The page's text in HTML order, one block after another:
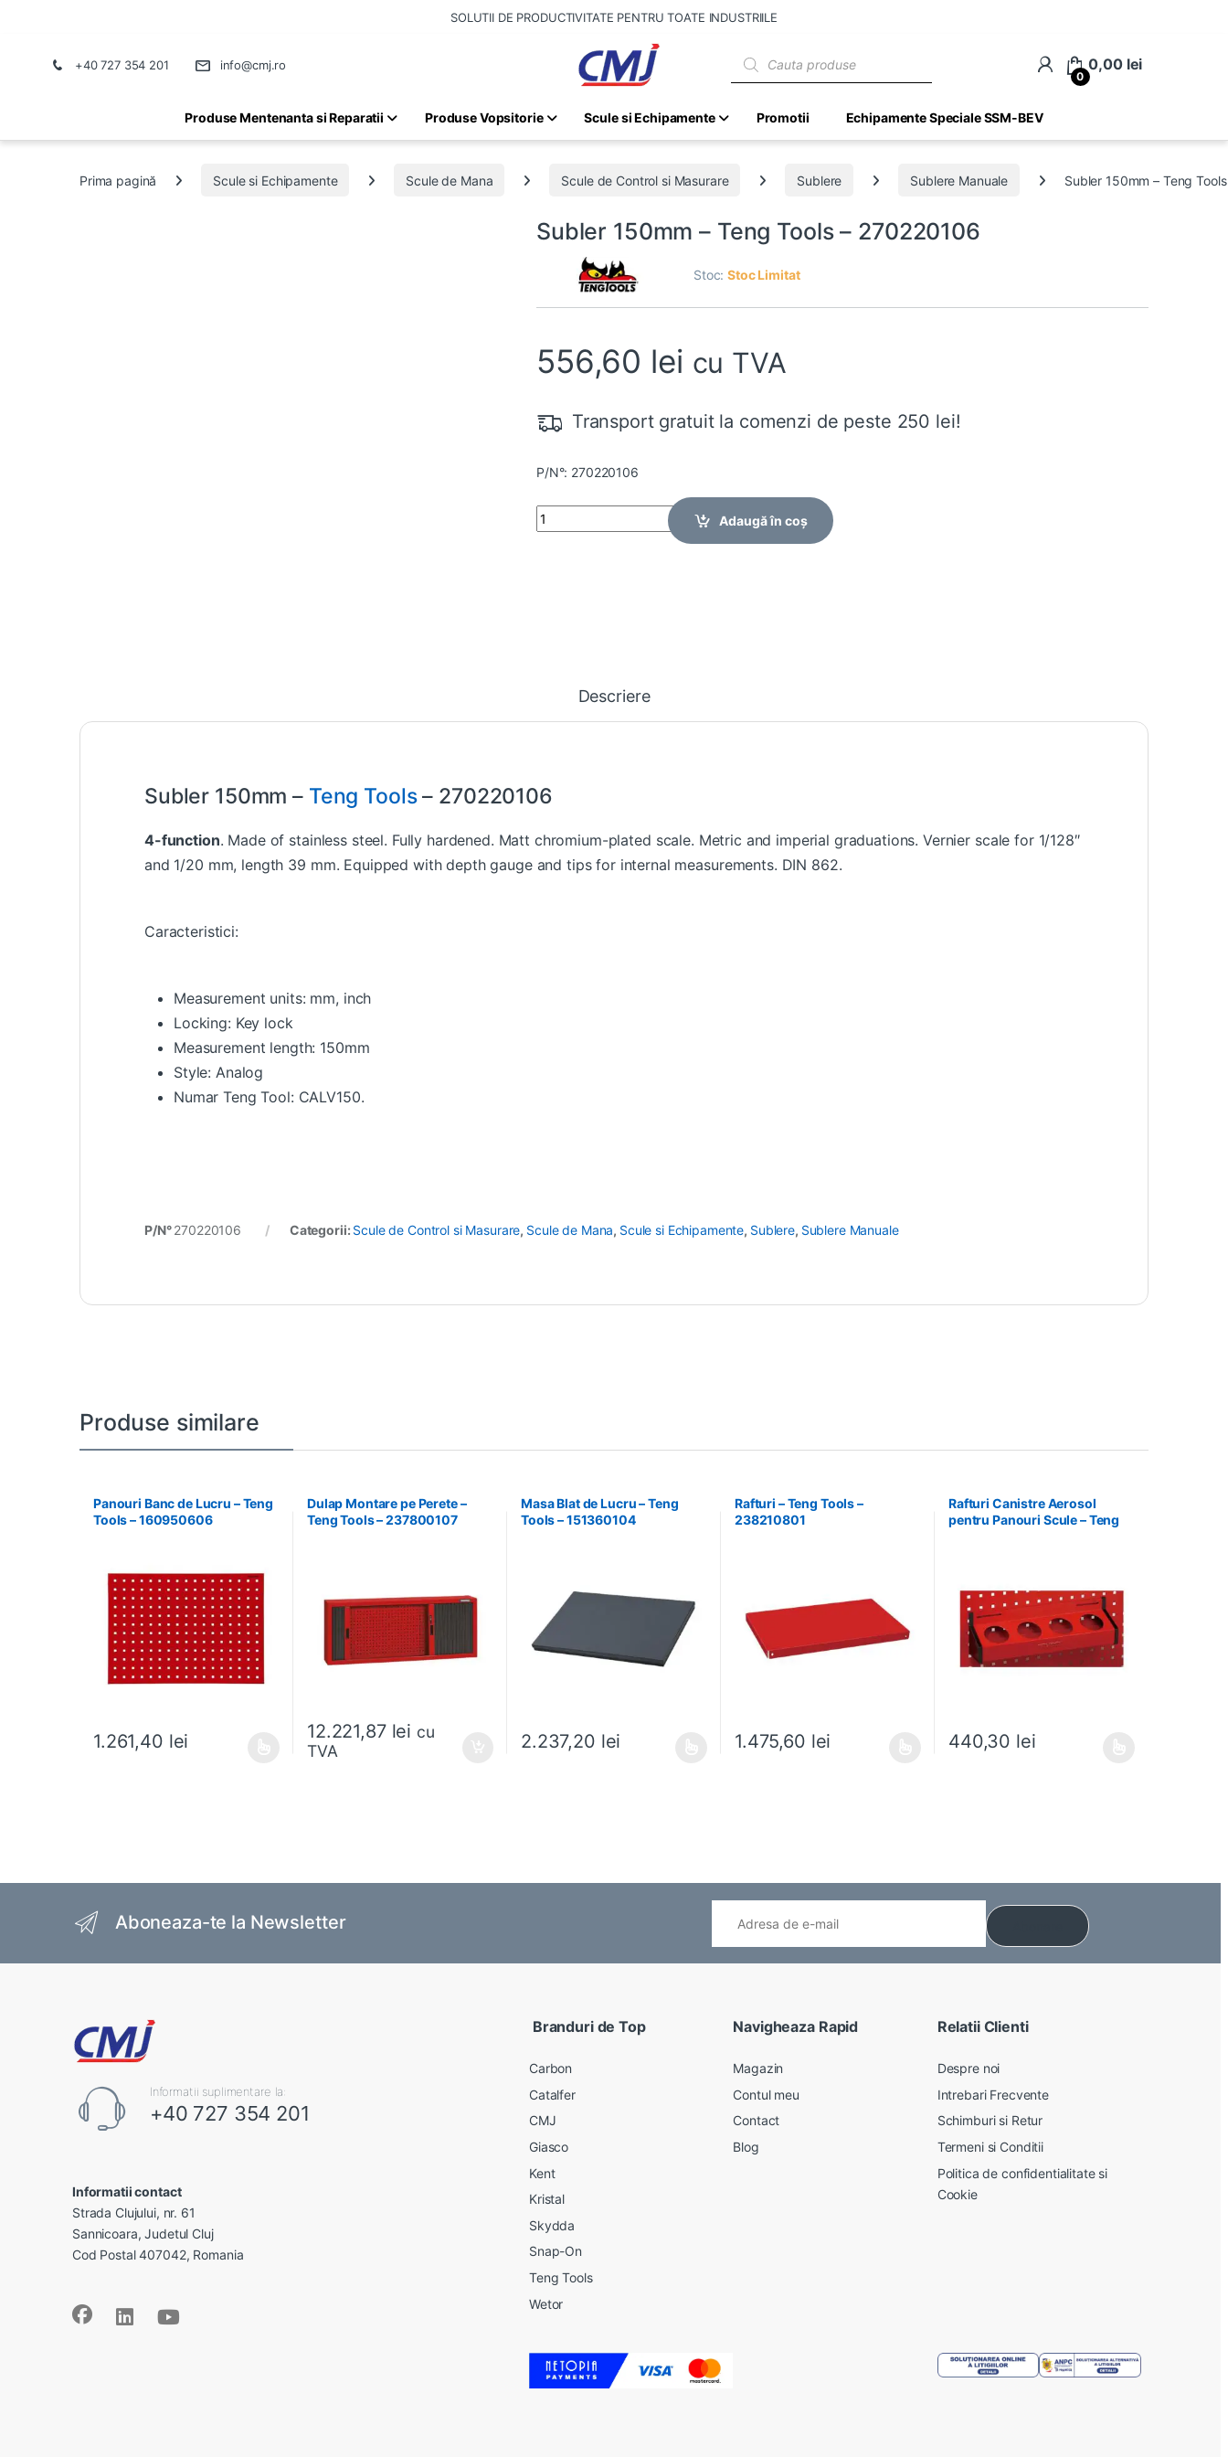
SOLUTII DE PRODUCTIVITATE PENTRU TOATE INDUSTRIILE
+40 727 354 201 info@cmj.ro
0
0,00 lei
Produse Mentenanta si Reparatii Produse Vopsitorie Scule si Echipamente Promotii Echipamente Speciale SSM-BEV
Prima pagină Scule si Echipamente Scule de Mana Scule de Control si Masurare Sublere Sublere Manuale Subler 150mm – Teng
Subler 150mm – Teng Tools – 270220106
Stoc:Stoc Limitat
556,60 lei cu TVA
Transport gratuit la comenzi de peste 250 lei!
P/N°: 270220106
Quantity
Adaugă în coș
Descriere
Subler 150mm – Teng Tools– 270220106
4-function. Made of stainless steel. Fully hardened. Matt chromium-plated scale. Metric and imperial graduations. Vernier scale for 1/128″
and 1/20 mm, length 39 mm. Equipped with depth gauge and tips for internal measurements. DIN 862.
Caracteristici:
Measurement units: mm, inch
Locking: Key lock
Measurement length: 150mm
Style: Analog
Numar Teng Tool: CALV150.
P/N°270220106 Categorii: Scule de Control si Masurare, Scule de Mana, Scule si Echipamente, Sublere, Sublere Manuale
Produse similare
Panouri Banc de Lucru – Teng
Tools – 160950606
1.261,40 lei
Acest produs are mai multe variații. Opțiunile pot fi alese în pagina produsului.
Dulap Montare pe Perete –
Teng Tools – 237800107
12.221,87 lei cu
TVA
Masa Blat de Lucru – Teng
Tools – 151360104
2.237,20 lei
Acest produs are mai multe variații. Opțiunile pot fi alese în pagina produsului.
Rafturi – Teng Tools –
238210801
1.475,60 lei
Acest produs are mai multe variații. Opțiunile pot fi alese în pagina produsului.
Rafturi Canistre Aerosol
pentru Panouri Scule – Teng
440,30 lei
Acest produs are mai multe variații. Opțiunile
Aboneaza-te la Newsletter
Informatii suplimentare la:
+40 727 354 201
Informatii contact
Strada Clujului, nr. 61
Sannicoara, Judetul Cluj
Cod Postal 407042, Romania
Branduri de Top
Carbon
Catalfer
CMJ
Giasco
Kent
Kristal
Skydda
Snap-On
Teng Tools
Wetor
Navigheaza Rapid
Magazin
Contul meu
Contact
Blog
Relatii Clienti
Despre noi
Intrebari Frecvente
Schimburi si Retur
Termeni si Conditii
Politica de confidentialitate si
Cookie